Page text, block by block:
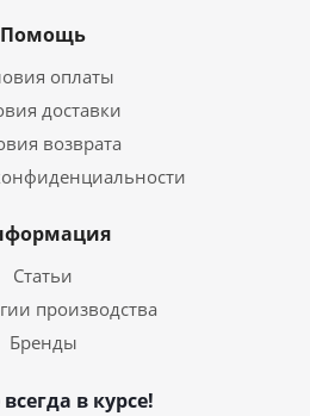
Помощь
оплаты
доставки
возврата
Статьи
производства
Бренды
в курсе!